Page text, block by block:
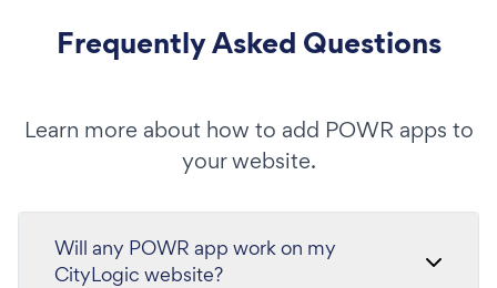
Frequently Asked Questions
Learn more about how to add POWR apps to
your website.
Will any POWR app work on my
CityLogic website?